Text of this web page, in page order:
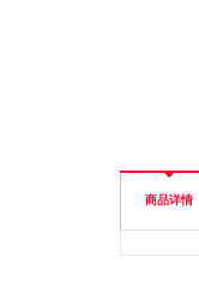
商品详情